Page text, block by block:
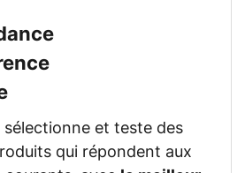
sélectionne et teste des
qui répondent aux